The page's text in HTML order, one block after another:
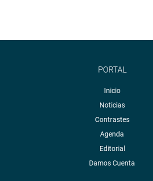
PORTAL
Inicio
Noticias
Contrastes
Agenda
Editorial
Damos Cuenta